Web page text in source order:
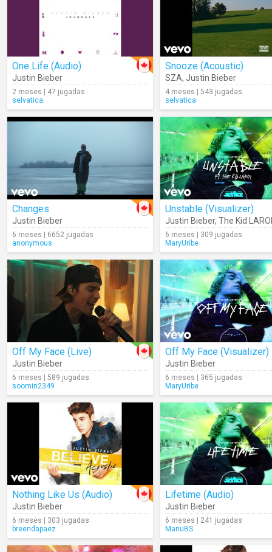
One Life (Audio)
Justin Bieber
2 meses | 47 jugadas
selvatica
Snooze (Acoustic)
SZA, Justin Bieber
4 meses | 543 jugadas
selvatica
Changes
Justin Bieber
6 meses | 6652 jugadas
anonymous
Unstable (Visualizer)
Justin Bieber, The Kid LAROI
6 meses | 309 jugadas
MaryUribe
Off My Face (Live)
Justin Bieber
6 meses | 589 jugadas
soomin2349
Off My Face (Visualizer)
Justin Bieber
6 meses | 365 jugadas
MaryUribe
Nothing Like Us (Audio)
Justin Bieber
6 meses | 303 jugadas
breendapaez
Lifetime (Audio)
Justin Bieber
6 meses | 241 jugadas
ManuBS